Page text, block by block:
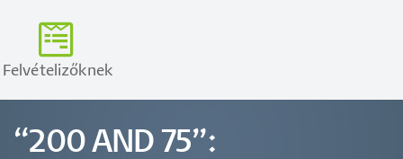
Felvételizőknek
“200 AND 75”: